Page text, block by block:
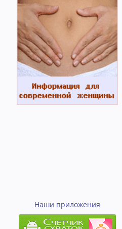
Наши приложения